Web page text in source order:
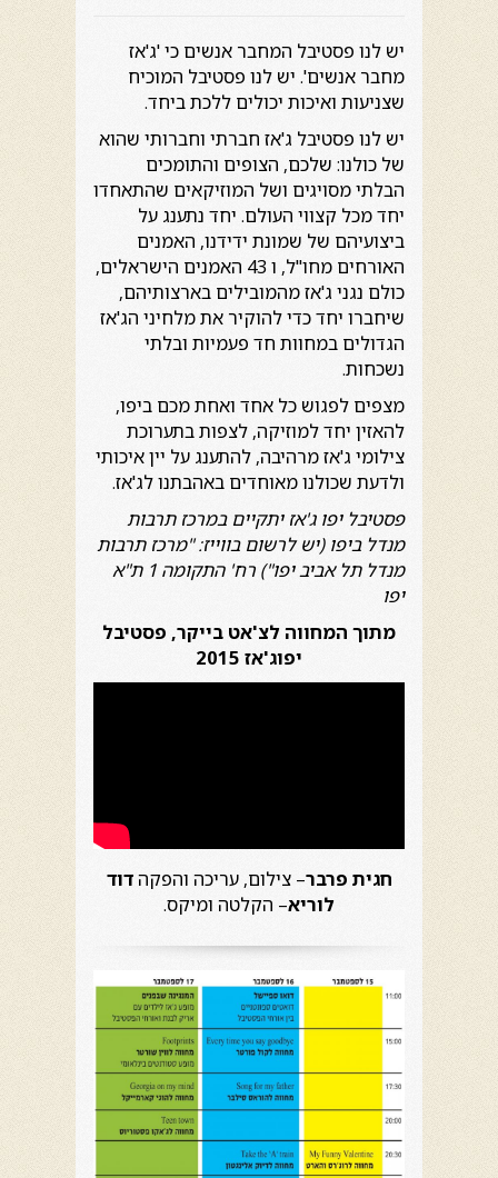
יש לנו פסטיבל המחבר אנשים כי 'ג'אז
מחבר אנשים'. יש לנו פסטיבל המוכיח
שצניעות ואיכות יכולים ללכת ביחד.
יש לנו פסטיבל ג'אז חברתי וחברותי שהוא
של כולנו: שלכם, הצופים והתומכים
הבלתי מסויגים ושל המוזיקאים שהתאחדו
יחד מכל קצווי העולם. יחד נתענג על
ביצועיהם של שמונת ידידנו, האמנים
האורחים מחו"ל, ו 43 האמנים הישראלים,
כולם נגני ג'אז מהמובילים בארצותיהם,
שיחברו יחד כדי להוקיר את מלחיני הג'אז
הגדולים במחוות חד פעמיות ובלתי
נשכחות.
מצפים לפגוש כל אחד ואחת מכם ביפו,
להאזין יחד למוזיקה, לצפות בתערוכת
צילומי ג'אז מרהיבה, להתענג על יין איכותי
ולדעת שכולנו מאוחדים באהבתנו לג'אז.
פסטיבל יפו ג'אז יתקיים במרכז תרבות
מנדל ביפו (יש לרשום בווייז: "מרכז תרבות
מנדל תל אביב יפו") רח' התקומה 1 ת"א
יפו
מתוך המחווה לצ'אט בייקר, פסטיבל
יפוג'אז 2015
חגית פרבר– צילום, עריכה והפקהדוד
לוריא– הקלטה ומיקס.